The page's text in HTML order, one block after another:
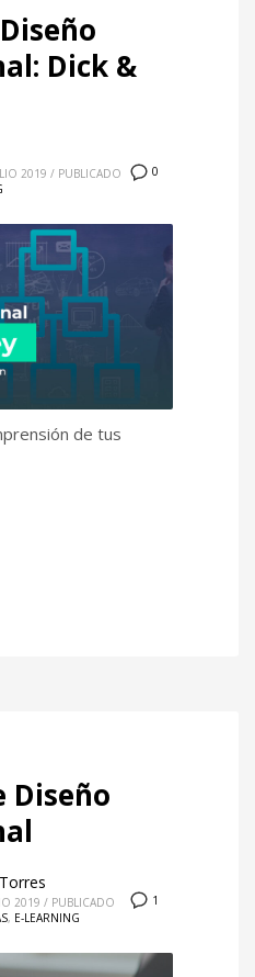
Dick &
0
2019 / PUBLICADO
de tus
Diseño
1
2019 / PUBLICADO
, E-LEARNING